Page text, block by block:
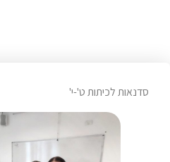
סדנאות לכיתות ט'-י'